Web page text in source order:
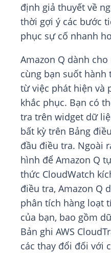
định giả thuyết về
thời gợi ý các bước
phục sự cố nhanh
Amazon Q dành
cùng bạn suốt hành
từ việc phát hiện và
khắc phục. Bạn có
tra trên widget dữ
bất kỳ trên Bảng
đầu điều tra. Ngoài
hình để Amazon Q
thức CloudWatch
điều tra, Amazon Q
phân tích hàng loạt
của bạn, bao gồm
Bản ghi AWS
các thay đổi đối với